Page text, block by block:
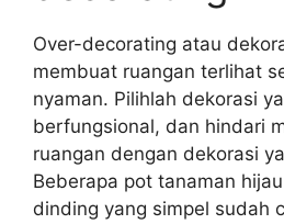
Over-decorating atau
membuat ruangan terlihat
nyaman. Pilihlah dekorasi
berfungsional, dan hindari
ruangan dengan dekorasi
Beberapa pot tanaman
dinding yang simpel sudah